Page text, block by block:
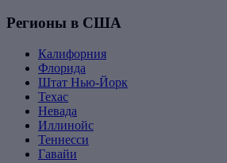
Регионы в США
Калифорния
Флорида
Штат Нью-Йорк
Техас
Невада
Иллинойс
Теннесси
Гавайи